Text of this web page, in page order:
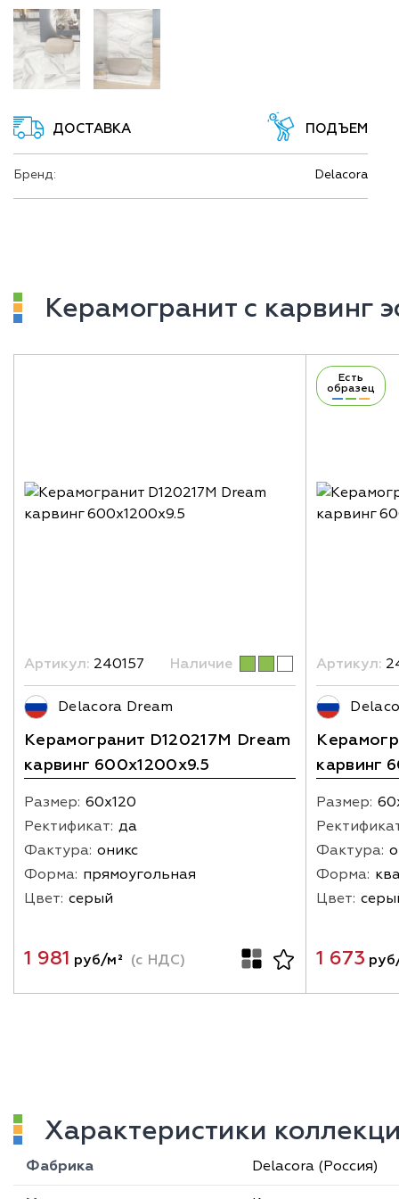
ДОСТАВКА ПОДЪЕМ
Бренд: Delacora
Керамогранит с карвинг
Артикул: 240157 Наличие
Delacora Dream
Керамогранит D120217M Dream
карвинг 600х1200x9.5
Размер: 60х120
Ректификат: да
Фактура: оникс
Форма: прямоугольная
Цвет: серый
1 981 руб/м² (с НДС)
Есть
образец
Артикул:
карвинг
Размер:
Фактура:
Форма:
Цвет:
1 673
Характеристики
Фабрика Delacora (Россия)